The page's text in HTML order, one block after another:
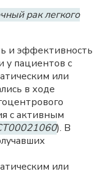
рак легкого
и эффективность
у пациентов с
или
в ходе
с активным
). В
или